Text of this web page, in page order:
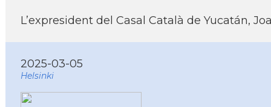
L’expresident del Casal Català de Yucatán,
2025-03-05
Helsinki